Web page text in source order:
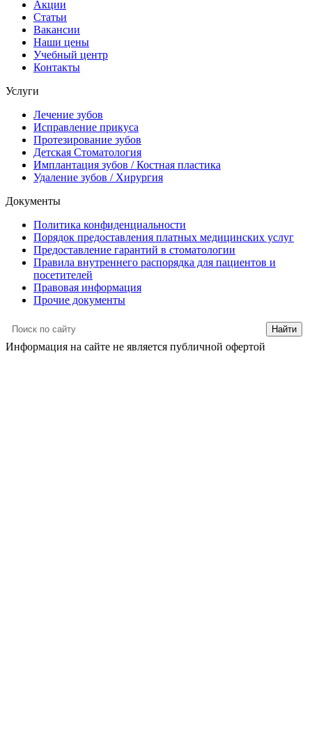
Акции
Статьи
Вакансии
Наши цены
Учебный центр
Контакты
Услуги
Лечение зубов
Исправление прикуса
Протезирование зубов
Детская Стоматология
Имплантация зубов / Костная пластика
Удаление зубов / Хирургия
Документы
Политика конфиденциальности
Порядок предоставления платных медицинских услуг
Предоставление гарантий в стоматологии
Правила внутреннего распорядка для пациентов и
посетителей
Правовая информация
Прочие документы
Информация на сайте не является публичной офертой